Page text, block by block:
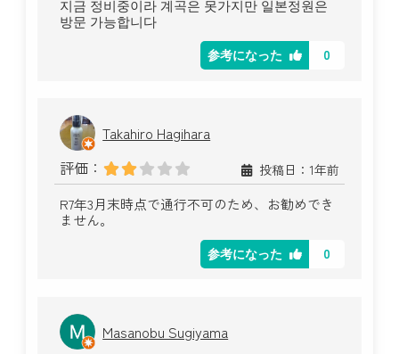
지금 정비중이라 계곡은 못가지만 일본정원은
방문 가능합니다
参考になった 0
Takahiro Hagihara
評価：
投稿日：1年前
R7年3月末時点で通行不可のため、お勧めでき
ません。
参考になった 0
Masanobu Sugiyama